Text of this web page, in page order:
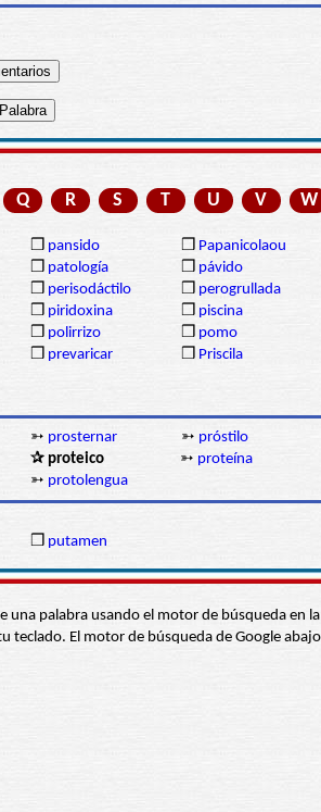
Q R S T U V W
❒ pansido ❒ Papanicolaou
❒ patología ❒ pávido
❒ perisodáctilo ❒ perogrullada
❒ piridoxina ❒ piscina
❒ polirrizo ❒ pomo
❒ prevaricar ❒ Priscila
➳ prosternar ➳ próstilo
✰ proteico ➳ proteína
➳ protolengua
❒ putamen
palabra usando el motor de búsqueda en
El motor de búsqueda de Google